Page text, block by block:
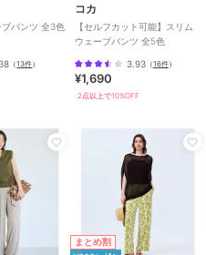
2点以上で10%OFF
ラーワイド
再入荷
期間限定SALE
【シワになりにくい・速
乾・乾燥機OK】エンボ
スセンターシームレギン
スパンツ 全2色
素材/
S･7号
大きいサイズあり /
ワイド・
ツ
ミッドライズ
ル
ブパンツ 全3色
（13件）
コカ
【セルフカット可能】スリム
ウェーブパンツ 全5色
3.93（16件）
¥1,690
2点以上で10%OFF
まとめ割